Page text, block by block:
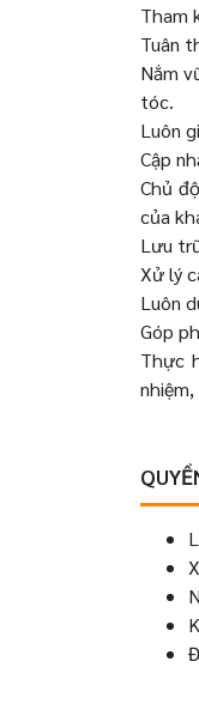
Tham
Tuân
Nắm
tóc.
Luôn
Cập
Chủ
của
Lưu
Xử lý
Luôn
Góp
Thực